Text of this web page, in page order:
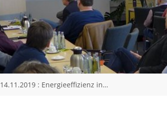
14.11.2019 : Energieeffizienz in…